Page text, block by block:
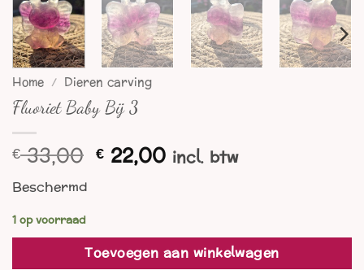
Home / Dieren carving
Fluoriet Baby Bij 3
€33,00 Oorspronkelijke
prijs
€ 22,00Huidige
prijs
incl. btw
Beschermd
1 op voorraad
Toevoegen aan winkelwagen